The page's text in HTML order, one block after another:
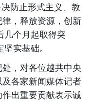
防止形式主义、教
，释放资源，创新
几个月起取得突
实基础。
，对各位越共中央
各家新闻媒体记者
出重要贡献表示诚